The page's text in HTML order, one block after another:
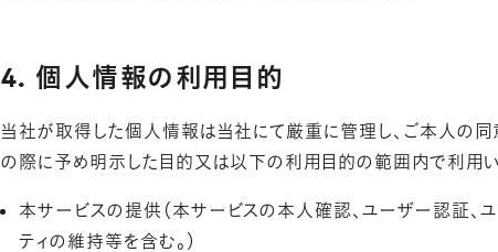
4. 個人情報の利用目的
当社が取得した個人情報は当社にて厳重に管理し、ご本人の
の際に予め明示した目的又は以下の利用目的の範囲内で利用い
本サービスの提供（本サービスの本人確認、ユーザー認証、
ティの維持等を含む。）